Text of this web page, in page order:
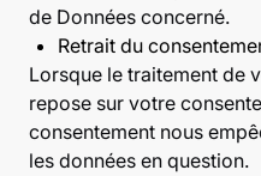
de Données concerné.
Retrait du
Lorsque le traitement de
repose sur votre
consentement nous
les données en question.